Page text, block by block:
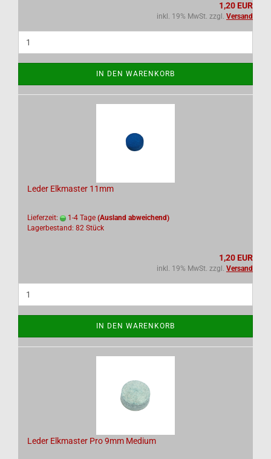
1,20 EUR
inkl. 19% MwSt. zzgl. Versand
IN DEN WARENKORB
Leder Elkmaster 11mm
Lieferzeit: 1-4 Tage (Ausland abweichend)
Lagerbestand: 82 Stück
1,20 EUR
inkl. 19% MwSt. zzgl. Versand
IN DEN WARENKORB
Leder Elkmaster Pro 9mm Medium